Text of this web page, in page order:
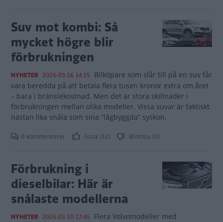
Suv mot kombi: Så
mycket högre blir
förbrukningen
NYHETER 2026-03-16 14:15 Bilköpare som slår till på en suv får
vara beredda på att betala flera tusen kronor extra om året
– bara i bränslekostnad. Men det är stora skillnader i
förbrukningen mellan olika modeller. Vissa suvar är faktiskt
nästan lika snåla som sina ”lågbyggda” syskon.
0 kommentarer Gasa (11) Bromsa (5)
Förbrukning i
dieselbilar: Här är
snålaste modellerna
NYHETER 2026-03-10 17:45 Flera Volvomodeller med